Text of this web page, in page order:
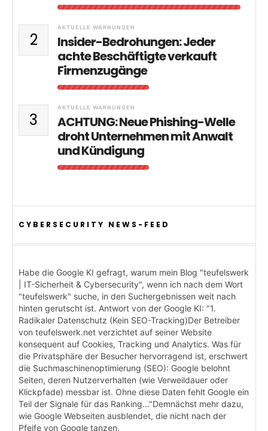
2
AKTUELLE WARNUNGEN
Insider-Bedrohungen: Jeder
achte Beschäftigte verkauft
Firmenzugänge
3
AKTUELLE WARNUNGEN
ACHTUNG: Neue Phishing-Welle
droht Unternehmen mit Anwalt
und Kündigung
CYBERSECURITY NEWS-FEED
Habe die Google KI gefragt, warum mein Blog "teufelswerk
| IT-Sicherheit & Cybersecurity", wenn ich nach dem Wort
"teufelswerk" suche, in den Suchergebnissen weit nach
hinten gerutscht ist. Antwort von der Google KI: "1.
Radikaler Datenschutz (Kein SEO-Tracking)Der Betreiber
von teufelswerk.net verzichtet auf seiner Website
konsequent auf Cookies, Tracking und Analytics. Was für
die Privatsphäre der Besucher hervorragend ist, erschwert
die Suchmaschinenoptimierung (SEO): Google belohnt
Seiten, deren Nutzerverhalten (wie Verweildauer oder
Klickpfade) messbar ist. Ohne diese Daten fehlt Google ein
Teil der Signale für das Ranking..."Demnächst mehr dazu,
wie Google Webseiten ausblendet, die nicht nach der
Pfeife von Google tanzen.